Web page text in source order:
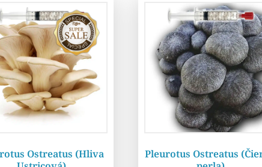
Ostreatus (Hliva
Pleurotus Ostreatus